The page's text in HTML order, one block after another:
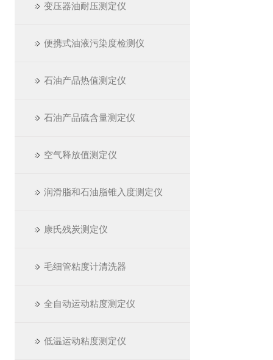
变压器油耐压测定仪
便携式油液污染度检测仪
石油产品热值测定仪
石油产品硫含量测定仪
空气释放值测定仪
润滑脂和石油脂锥入度测定仪
康氏残炭测定仪
毛细管粘度计清洗器
全自动运动粘度测定仪
低温运动粘度测定仪